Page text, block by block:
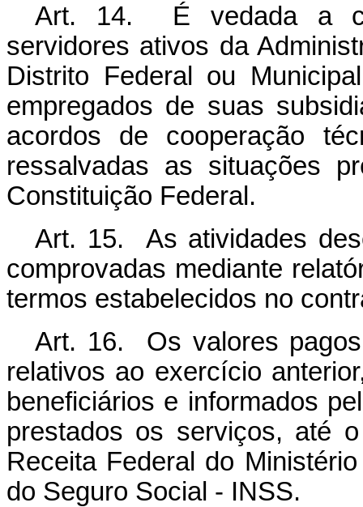
Art. 14. É vedada a
servidores ativos da
Distrito Federal ou
empregados de suas
acordos de cooperação
ressalvadas as situações
Constituição Federal.
Art. 15. As atividades
comprovadas mediante
termos estabelecidos no
Art. 16. Os valores
relativos ao exercício
beneficiários e informados
prestados os serviços, até
Receita Federal do
do Seguro Social - INSS.